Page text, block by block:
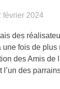
février 2024
des
une fois de plus
des Amis de
l’un des